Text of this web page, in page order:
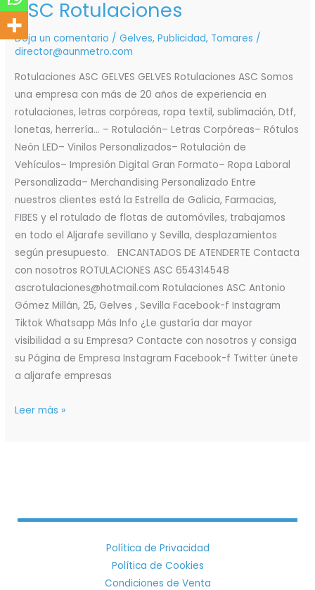
ASC Rotulaciones
Deja un comentario /Gelves,Publicidad, Tomares /
director@aunmetro.com
Rotulaciones ASC GELVES GELVES Rotulaciones ASC Somos
una empresa con más de 20 años de experiencia en
rotulaciones, letras corpóreas, ropa textil, sublimación, Dtf,
lonetas, herrería… – Rotulación– Letras Corpóreas– Rótulos
Neón LED– Vinilos Personalizados– Rotulación de
Vehículos– Impresión Digital Gran Formato– Ropa Laboral
Personalizada– Merchandising Personalizado Entre
nuestros clientes está la Estrella de Galicia, Farmacias,
FIBES y el rotulado de flotas de automóviles, trabajamos
en todo el Aljarafe sevillano y Sevilla, desplazamientos
según presupuesto. ENCANTADOS DE ATENDERTE Contacta
con nosotros ROTULACIONES ASC 654314548
ascrotulaciones@hotmail.com Rotulaciones ASC Antonio
Gómez Millán, 25, Gelves , Sevilla Facebook-f Instagram
Tiktok Whatsapp Más Info ¿Le gustaría dar mayor
visibilidad a su Empresa? Contacte con nosotros y consiga
su Página de Empresa Instagram Facebook-f Twitter únete
a aljarafe empresas
Leer más »
Política de Privacidad
Política de Cookies
Condiciones de Venta